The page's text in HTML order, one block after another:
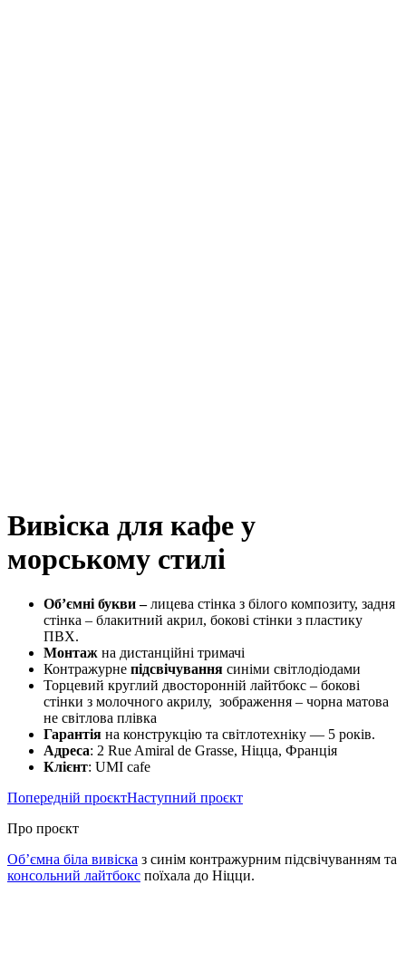
Вивіска для кафе у
морському стилі
Об’ємні букви–лицева стінка з білого композиту, задня
стінка – блакитний акрил, бокові стінки з пластику
ПВХ.
Монтаж на дистанційні тримачі
Контражурне підсвічування синіми світлодіодами
Торцевий круглий двосторонній лайтбокс – бокові
стінки з молочного акрилу, зображення – чорна матова
не світлова плівка
Гарантія на конструкцію та світлотехніку — 5 років.
Адреса: 2 Rue Amiral de Grasse, Ніцца, Франція
Клієнт: UMI cafe
Попередній проєктНаступний проєкт
Про проєкт
Об’ємна біла вивіска з синім контражурним підсвічуванням та
консольний лайтбокс поїхала до Ніцци.